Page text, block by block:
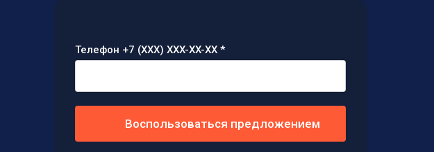
Телефон +7 (XXX) XXX-XX-XX *
Воспользоваться предложением